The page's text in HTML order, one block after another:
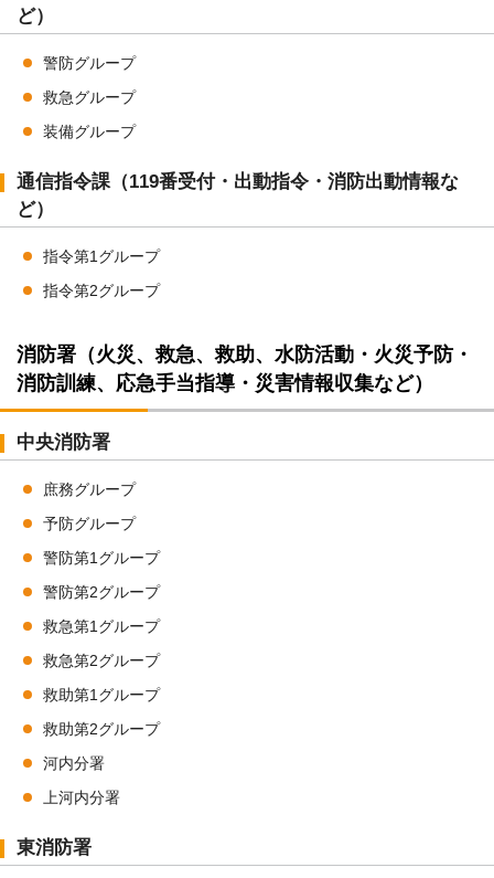
ど）
警防グループ
救急グループ
装備グループ
通信指令課（119番受付・出動指令・消防出動情報な
ど）
指令第1グループ
指令第2グループ
消防署（火災、救急、救助、水防活動・火災予防・
消防訓練、応急手当指導・災害情報収集など）
中央消防署
庶務グループ
予防グループ
警防第1グループ
警防第2グループ
救急第1グループ
救急第2グループ
救助第1グループ
救助第2グループ
河内分署
上河内分署
東消防署